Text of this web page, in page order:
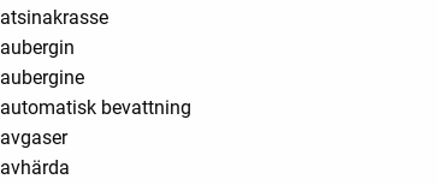
atsinakrasse
aubergin
aubergine
automatisk bevattning
avgaser
avhärda